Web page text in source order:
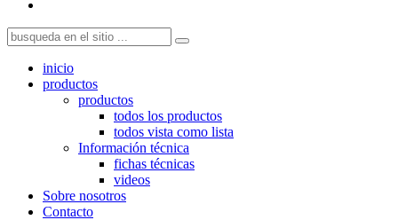
inicio
productos
productos
todos los productos
todos vista como lista
Información técnica
fichas técnicas
videos
Sobre nosotros
Contacto